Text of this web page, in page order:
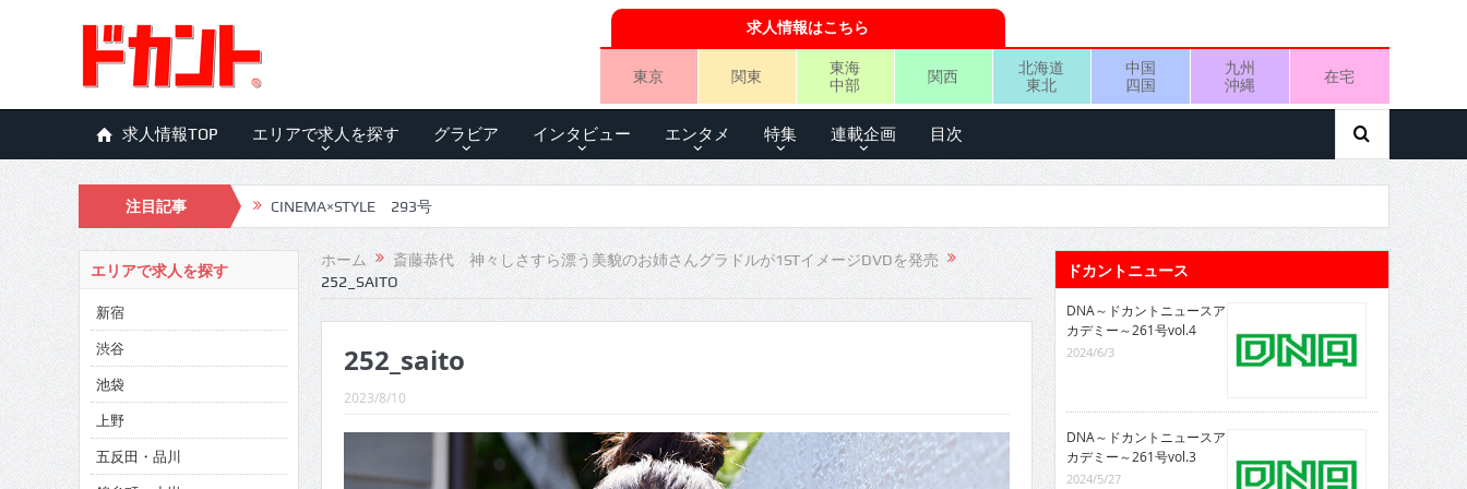
求人情報はこちら
東京 関東
東海
中部
関西
北海道
東北
中国
四国
九州
沖縄
在宅
求人情報TOP エリアで求人を探す グラビア インタビュー エンタメ 特集 連載企画 目次
注目記事 CINEMA×STYLE 293号
CINEMA×STYLE 292号
CINEMA×STYLE 291号
CINEMA×STYLE 290号
CINEMA×STYLE 289号
CINEMA×STYLE 288号
ホーム
斎藤恭代 神々しさすら漂う美貌のお姉さんグラドルが1STイメージDVDを発売
252_SAITO
252_saito
2023/8/10
エリアで求人を探す
新宿
渋谷
池袋
上野
五反田・品川
ドカントニュース
DNA～ドカントニュースア
カデミー～261号vol.4
2024/6/3
DNA～ドカントニュースア
カデミー～261号vol.3
2024/5/27